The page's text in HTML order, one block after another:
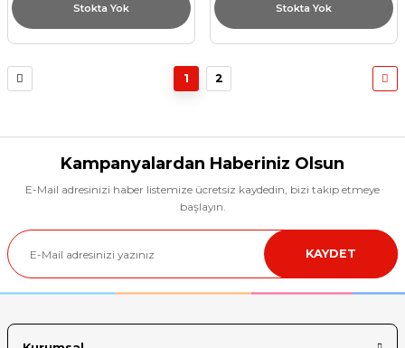
Stokta Yok Stokta Yok
1 2
Kampanyalardan Haberiniz Olsun
E-Mail adresinizi haber listemize ücretsiz kaydedin, bizi takip etmeye
başlayın.
KAYDET